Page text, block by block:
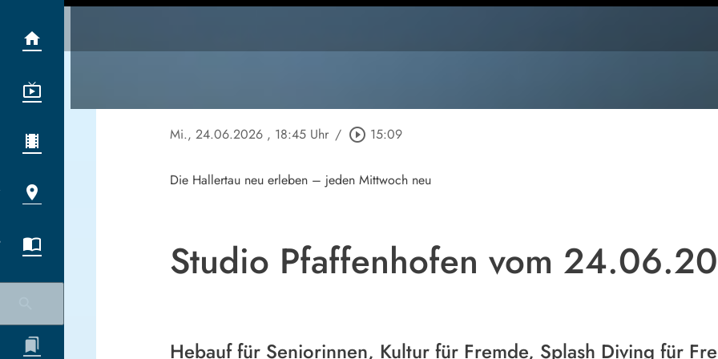
Mi., 24.06.2026 , 18:45 Uhr / play_circle_outline 15:09
Die Hallertau neu erleben – jeden Mittwoch neu
Studio Pfaffenhofen vom
Hebauf für Seniorinnen, Kultur für Fremde, Splash Diving für